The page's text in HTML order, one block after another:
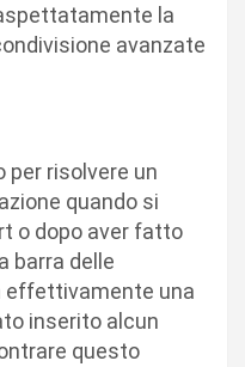
la
avanzate
per risolvere un
quando si
o dopo aver fatto
barra delle
effettivamente una
inserito alcun
questo